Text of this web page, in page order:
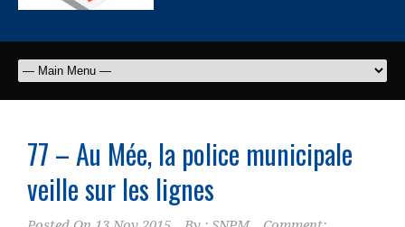
77 – Au Mée, la police municipale
veille sur les lignes